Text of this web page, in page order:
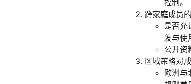
控制。
跨家庭成员
是否允
发与使
公开资
区域策略对
欧洲与